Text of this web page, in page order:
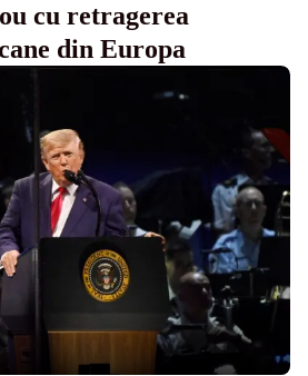
cu retragerea
din Europa